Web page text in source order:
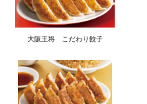
大阪王将 こだわり餃子